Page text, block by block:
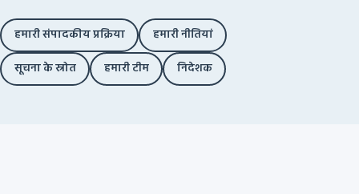
हमारी संपादकीय प्रक्रिया
हमारी नीतियां
सूचना के स्रोत
हमारी टीम निदेशक